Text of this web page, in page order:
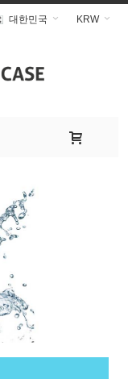
KRW
대한민국